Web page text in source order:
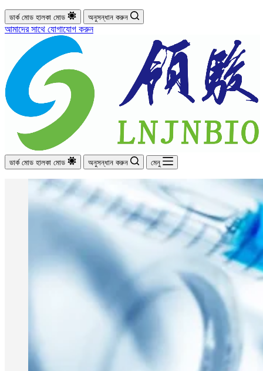
ডার্ক মোড হালকা মোড অনুসন্ধান করুন
আমাদের সাথে যোগাযোগ করুন
ডার্ক মোড হালকা মোড অনুসন্ধান করুন মেনু